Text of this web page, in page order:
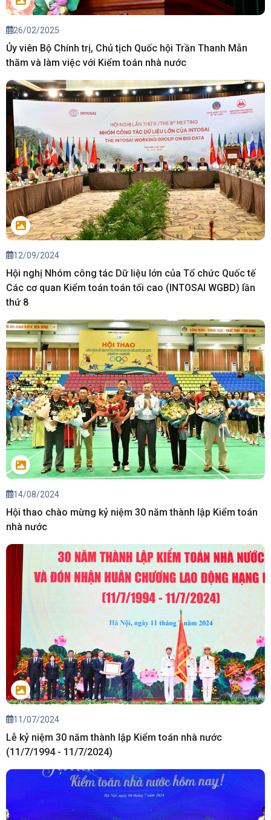
26/02/2025
Ủy viên Bộ Chính trị, Chủ tịch Quốc hội Trần Thanh Mẫn
thăm và làm việc với Kiểm toán nhà nước
12/09/2024
Hội nghị Nhóm công tác Dữ liệu lớn của Tổ chức Quốc tế
Các cơ quan Kiểm toán toán tối cao (INTOSAI WGBD) lần
thứ 8
14/08/2024
Hội thao chào mừng kỷ niệm 30 năm thành lập Kiểm toán
nhà nước
11/07/2024
Lễ kỷ niệm 30 năm thành lập Kiểm toán nhà nước
(11/7/1994 - 11/7/2024)